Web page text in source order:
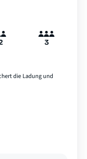
3
die Ladung und